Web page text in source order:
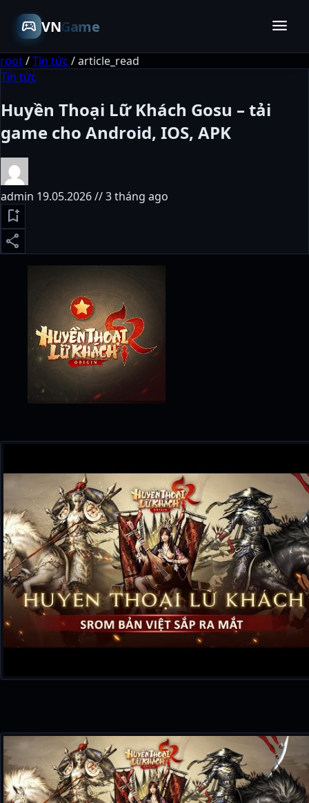
sports_esports VNGame menu
root/Tin tức /article_read
Tin tức
Huyền Thoại Lữ Khách Gosu – tải
game cho Android, IOS, APK
admin 19.05.2026 // 3 tháng ago
bookmark_add
share